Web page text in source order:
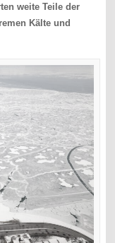
weite Teile der
Kälte und